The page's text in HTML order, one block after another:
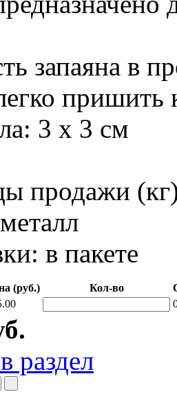
запаяна в
3 х 3 см
продажи
в пакете
(руб.) Кол-во
раздел